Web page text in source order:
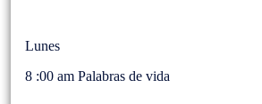
Lunes
8 :00 am Palabras de vida